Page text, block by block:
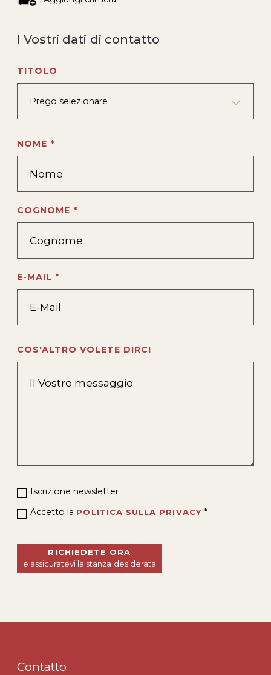
I Vostri dati di contatto
TITOLO
Prego selezionare
NOME *
COGNOME *
E-MAIL *
COS'ALTRO VOLETE DIRCI
Iscrizione newsletter
Accetto la POLITICA SULLA PRIVACY*
RICHIEDETE ORA
e assicuratevi la stanza desiderata
Contatto